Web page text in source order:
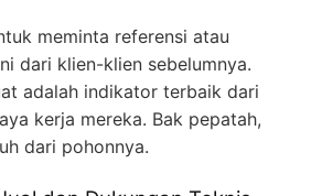
meminta referensi atau
dari klien-klien sebelumnya.
adalah indikator terbaik dari
kerja mereka. Bak pepatah,
dari pohonnya.